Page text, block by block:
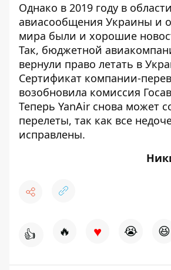
Однако в 2019 году в области
авиасообщения Украины и
мира были и хорошие
Так, бюджетной
вернули право летать в
Сертификат компании-
возобновила комиссия
Теперь YanAir снова может
перелеты, так как все
исправлены.
👍 🔥 ♥ 😭 😆